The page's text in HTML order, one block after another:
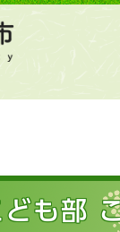
ども部